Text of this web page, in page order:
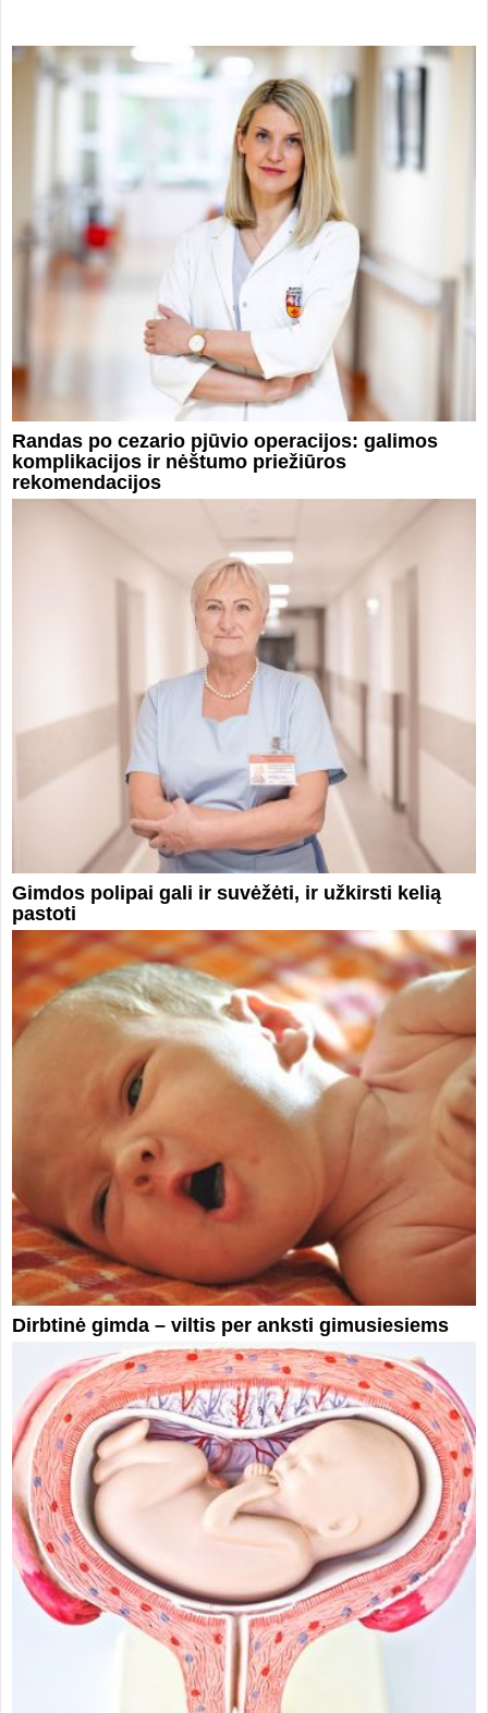
Randas po cezario pjūvio operacijos: galimos
komplikacijos ir nėštumo priežiūros
rekomendacijos
Gimdos polipai gali ir suvėžėti, ir užkirsti kelią
pastoti
Dirbtinė gimda – viltis per anksti gimusiesiems